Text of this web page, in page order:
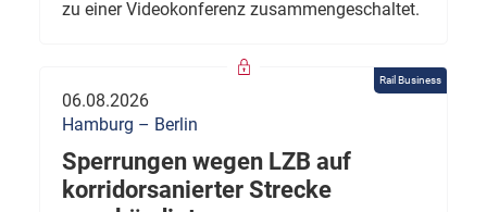
zu einer Videokonferenz zusammengeschaltet.
Rail Business
06.08.2026
Hamburg – Berlin
Sperrungen wegen LZB auf
korridorsanierter Strecke